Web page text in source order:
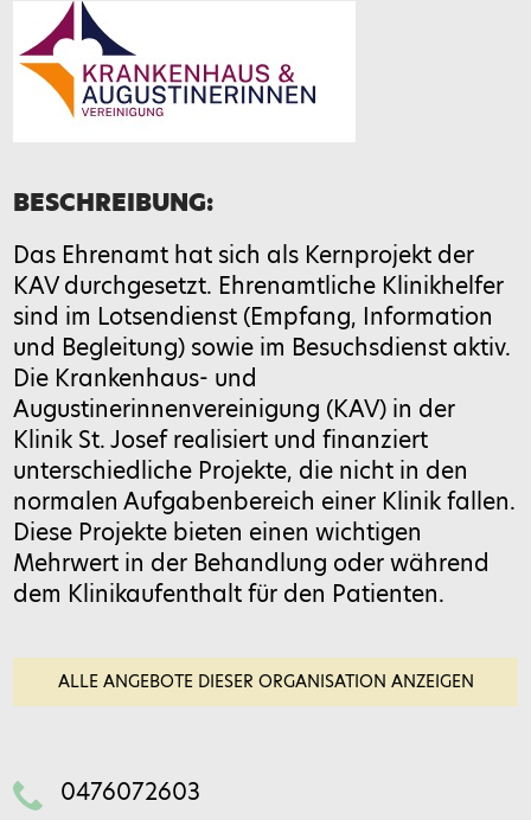
Nachricht*
Bitte gib eine Antwort in Ziffern ein:
sieben − 4 =
Feld bitte leer lassen
BESCHREIBUNG:
Das Ehrenamt hat sich als Kernprojekt der
KAV durchgesetzt. Ehrenamtliche Klinikhelfer
sind im Lotsendienst (Empfang, Information
und Begleitung) sowie im Besuchsdienst aktiv.
Die Krankenhaus- und
Augustinerinnenvereinigung (KAV) in der
Klinik St. Josef realisiert und finanziert
unterschiedliche Projekte, die nicht in den
normalen Aufgabenbereich einer Klinik fallen.
Diese Projekte bieten einen wichtigen
Mehrwert in der Behandlung oder während
dem Klinikaufenthalt für den Patienten.
ALLE ANGEBOTE DIESER ORGANISATION ANZEIGEN
0476072603